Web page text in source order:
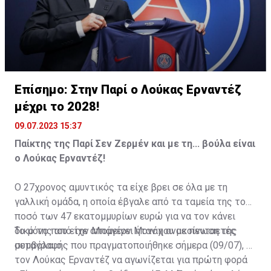
Επίσημο: Στην Παρί ο Λούκας Ερναντέζ
μέχρι το 2028!
09.07.2023 15:37
Παίκτης της Παρί Σεν Ζερμέν και με τη... βούλα είναι
ο Λούκας Ερναντέζ!
O 27χρονος αμυντικός τα είχε βρει σε όλα με τη
γαλλική ομάδα, η οποία έβγαλε από τα ταμεία της το
ποσό των 47 εκατομμυρίων ευρώ για να τον κάνει
δικό της από την Μπάγερν Μονάχου με πενταετές
συμβόλαιο.
Το μόνο που είχε απομείνει ήταν η ανακοίνωση της
μεταγραφής που πραγματοποιήθηκε σήμερα (09/07), με
τον Λούκας Ερναντέζ να αγωνίζεται για πρώτη φορά